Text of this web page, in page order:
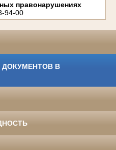
правонарушениях
94-00
В